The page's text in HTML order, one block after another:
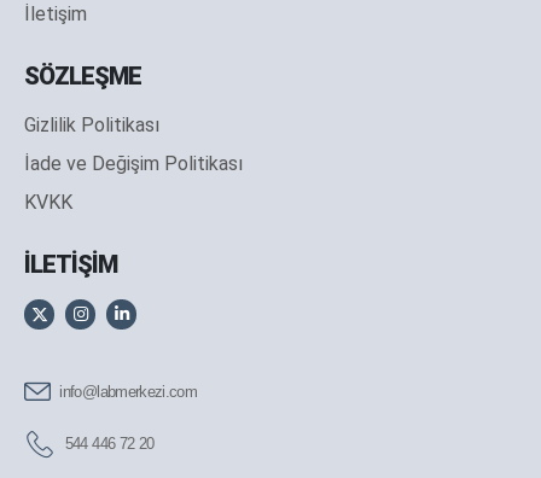
İletişim
SÖZLEŞME
Gizlilik Politikası
İade ve Değişim Politikası
KVKK
İLETİŞİM
info@labmerkezi.com
544 446 72 20